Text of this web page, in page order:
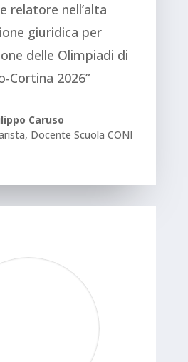
relatore nell’alta
giuridica per
delle Olimpiadi di
Cortina 2026”
Caruso
Docente Scuola CONI